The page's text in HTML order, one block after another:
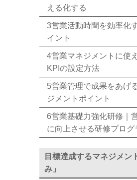
える化する
3営業活動時間を効率化
イント
4営業マネジメントに使
KPIの設定方法
5営業管理で成果をあげ
ジメントポイント
6営業基礎力強化研修｜
に向上させる研修プログ
目標達成するマネジメン
み」